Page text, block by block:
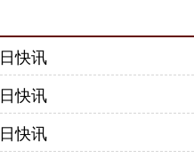
快讯
快讯
快讯